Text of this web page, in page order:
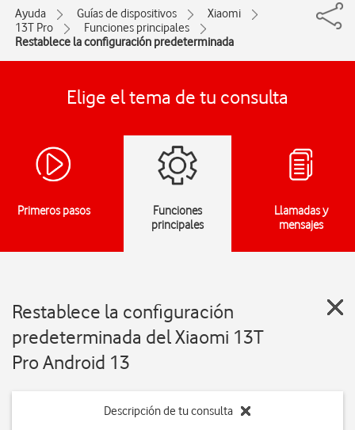
Ayuda Guías de dispositivos
Xiaomi
13T Pro
Funciones principales
Restablece la configuración predeterminada
Elige el tema de tu consulta
Primeros pasos
Funciones
principales
Llamadas y
mensajes
Restablece la configuración
predeterminada del Xiaomi 13T
Pro Android 13
Descripción de tu consulta